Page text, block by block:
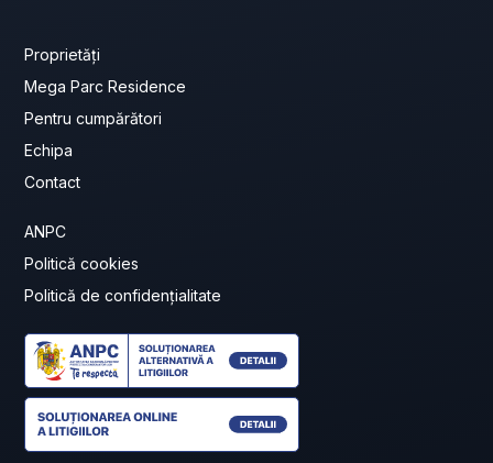
Proprietăți
Mega Parc Residence
Pentru cumpărători
Echipa
Contact
ANPC
Politică cookies
Politică de confidențialitate